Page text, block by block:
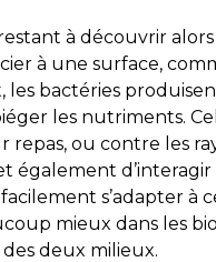
à découvrir
à une surface,
les bactéries
les nutriments.
ou contre les
également
s’adapter à
mieux dans les
deux milieux.